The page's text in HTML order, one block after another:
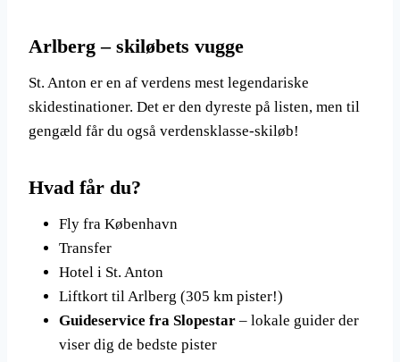
Arlberg – skiløbets vugge
St. Anton er en af verdens mest legendariske
skidestinationer. Det er den dyreste på listen, men til
gengæld får du også verdensklasse-skiløb!
Hvad får du?
Fly fra København
Transfer
Hotel i St. Anton
Liftkort til Arlberg (305 km pister!)
Guideservice fra Slopestar – lokale guider der
viser dig de bedste pister